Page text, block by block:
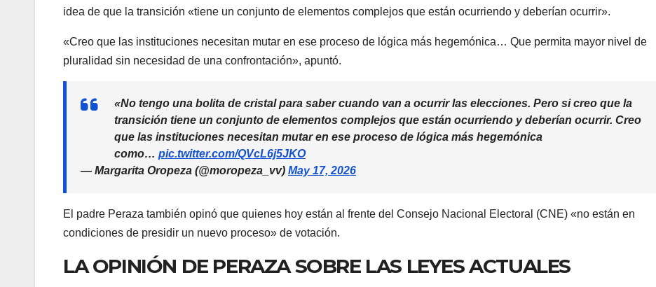
idea de que la transición «tiene un conjunto de elementos complejos que están ocurriendo y deberían ocurrir».
«Creo que las instituciones necesitan mutar en ese proceso de lógica más hegemónica… Que permita mayor nivel de
pluralidad sin necesidad de una confrontación», apuntó.
«No tengo una bolita de cristal para saber cuando van a ocurrir las elecciones. Pero si creo que la
transición tiene un conjunto de elementos complejos que están ocurriendo y deberían ocurrir. Creo
que las instituciones necesitan mutar en ese proceso de lógica más hegemónica
como… pic.twitter.com/QVcL6j5JKO
— Margarita Oropeza (@moropeza_vv) May 17, 2026
El padre Peraza también opinó que quienes hoy están al frente del Consejo Nacional Electoral (CNE) «no están en
condiciones de presidir un nuevo proceso» de votación.
LA OPINIÓN DE PERAZA SOBRE LAS LEYES ACTUALES